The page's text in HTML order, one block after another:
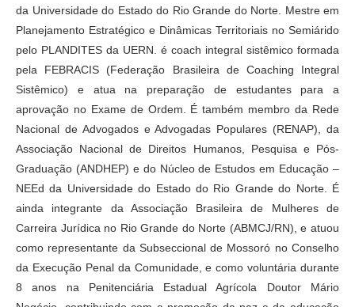
da Universidade do Estado do Rio Grande do Norte. Mestre em
Planejamento Estratégico e Dinâmicas Territoriais no Semiárido
pelo PLANDITES da UERN. é coach integral sistêmico formada
pela FEBRACIS (Federação Brasileira de Coaching Integral
Sistêmico) e atua na preparação de estudantes para a
aprovação no Exame de Ordem. É também membro da Rede
Nacional de Advogados e Advogadas Populares (RENAP), da
Associação Nacional de Direitos Humanos, Pesquisa e Pós-
Graduação (ANDHEP) e do Núcleo de Estudos em Educação –
NEEd da Universidade do Estado do Rio Grande do Norte. É
ainda integrante da Associação Brasileira de Mulheres de
Carreira Jurídica no Rio Grande do Norte (ABMCJ/RN), e atuou
como representante da Subseccional de Mossoró no Conselho
da Execução Penal da Comunidade, e como voluntária durante
8 anos na Penitenciária Estadual Agrícola Doutor Mário